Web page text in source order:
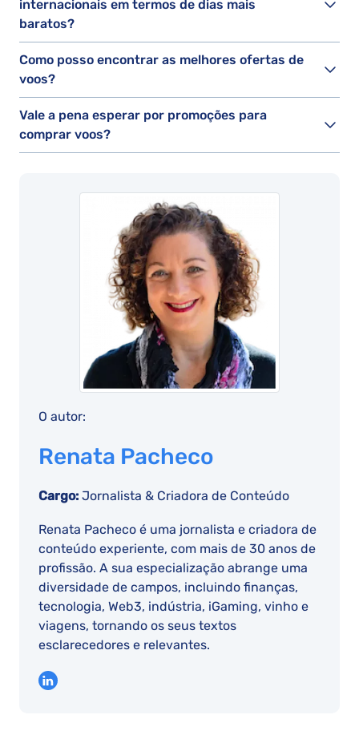
internacionais em termos de dias mais
baratos?
Como posso encontrar as melhores ofertas de
voos?
Vale a pena esperar por promoções para
comprar voos?
O autor:
Renata Pacheco
Cargo: Jornalista & Criadora de Conteúdo
Renata Pacheco é uma jornalista e criadora de
conteúdo experiente, com mais de 30 anos de
profissão. A sua especialização abrange uma
diversidade de campos, incluindo finanças,
tecnologia, Web3, indústria, iGaming, vinho e
viagens, tornando os seus textos
esclarecedores e relevantes.